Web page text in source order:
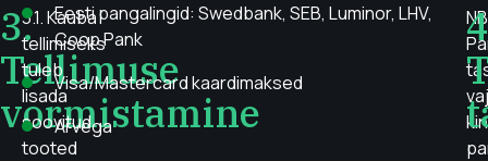
3.
Tellimuse
vormistamine
3.1. Kauba
tellimiseks
tuleb
lisada
soovitud
tooted
Eesti pangalingid: Swedbank, SEB, Luminor, LHV,
Coop Pank
Visa/Mastercard kaardimaksed
Arvega